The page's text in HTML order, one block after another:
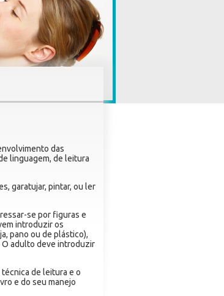
das
linguagem, de leitura
garatujar, pintar, ou ler
se por figuras e
introduzir os
pano ou de plástico),
adulto deve introduzir
de leitura e o
e do seu manejo